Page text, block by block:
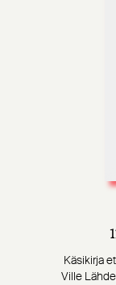
Käsikirja
Ville